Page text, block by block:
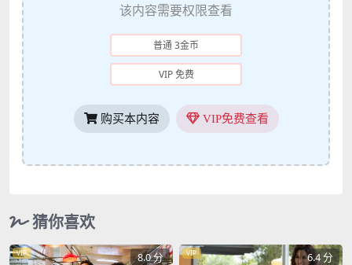
该内容需要权限查看
普通 3金币
VIP 免费
购买本内容 VIP免费查看
猜你喜欢
VIP 8.0 分 VIP 6.4 分